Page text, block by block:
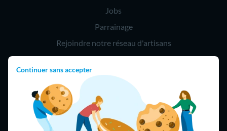
Continuer sans accepter
Jobs
Parrainage
Rejoindre notre réseau d'artisans
Hello !
09 75 18 60 60
(8h-21h)
75018 Paris